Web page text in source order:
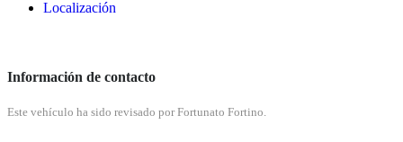
Localización
Información de contacto
Este vehículo ha sido revisado por Fortunato Fortino.